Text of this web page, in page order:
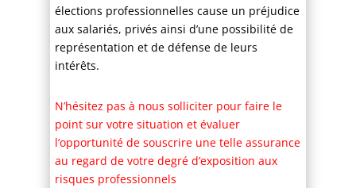
élections professionnelles cause un préjudice
aux salariés, privés ainsi d’une possibilité de
représentation et de défense de leurs
intérêts.
N’hésitez pas à nous solliciter pour faire le
point sur votre situation et évaluer
l’opportunité de souscrire une telle assurance
au regard de votre degré d’exposition aux
risques professionnels